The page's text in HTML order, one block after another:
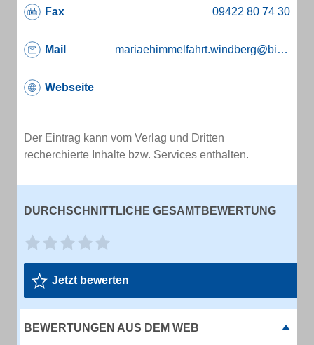
Fax
Mail mariaehimmelfahrt.windberg@bistum-regensburg.de
Webseite
Der Eintrag kann vom Verlag und Dritten
recherchierte Inhalte bzw. Services enthalten.
DURCHSCHNITTLICHE GESAMTBEWERTUNG
Jetzt bewerten
BEWERTUNGEN AUS DEM WEB